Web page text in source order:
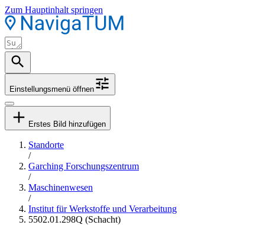
Zum Hauptinhalt springen
Einstellungsmenü öffnen
Erstes Bild hinzufügen
Standorte
/
Garching Forschungszentrum
/
Maschinenwesen
/
Institut für Werkstoffe und Verarbeitung
5502.01.298Q (Schacht)